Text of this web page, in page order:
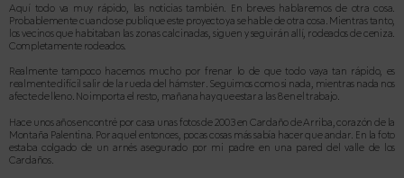
Aquí todo va muy rápido, las noticias también. En breves hablaremos de otra cosa.
Probablemente cuando se publique este proyecto ya se hable de otra cosa. Mientras tanto,
los vecinos que habitaban las zonas calcinadas, siguen y seguirán allí, rodeados de ceniza.
Completamente rodeados.
Realmente tampoco hacemos mucho por frenar lo de que todo vaya tan rápido, es
realmente difícil salir de la rueda del hámster. Seguimos como si nada, mientras nada nos
afecte de lleno. No importa el resto, mañana hay que estar a las 8 en el trabajo.
Hace unos años encontré por casa unas fotos de 2003 en Cardaño de Arriba, corazón de la
Montaña Palentina. Por aquel entonces, pocas cosas más sabía hacer que andar. En la foto
estaba colgado de un arnés asegurado por mi padre en una pared del valle de los
Cardaños.